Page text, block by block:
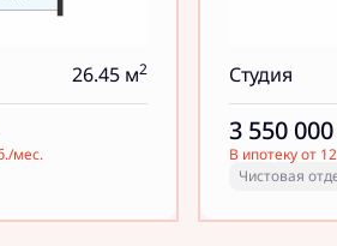
26.45 м2
мес.
Студия
3 550 000
В ипотеку от
Чистовая